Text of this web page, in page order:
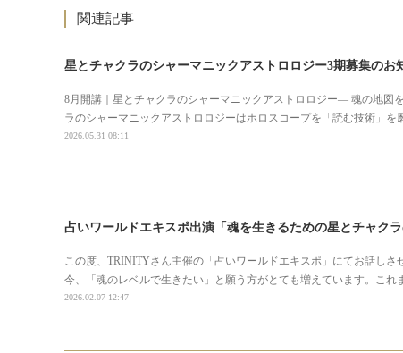
関連記事
星とチャクラのシャーマニックアストロロジー3期募集のお
8月開講｜星とチャクラのシャーマニックアストロロジー― 魂の地図
ラのシャーマニックアストロロジーはホロスコープを「読む技術」
2026.05.31 08:11
占いワールドエキスポ出演「魂を生きるための星とチャク
この度、TRINITYさん主催の「占いワールドエキスポ」にてお話し
今、「魂のレベルで生きたい」と願う方がとても増えています。こ
2026.02.07 12:47